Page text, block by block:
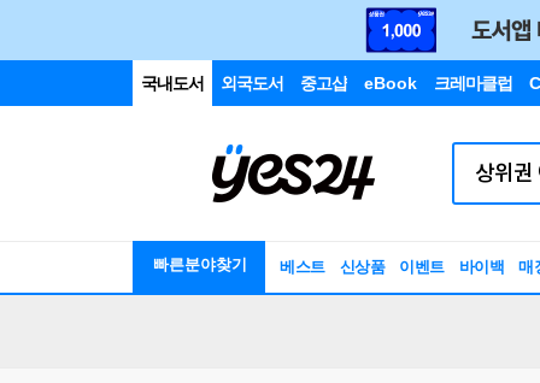
국내도서 외국도서 중고샵 eBook 크레마클럽
빠른분야찾기 베스트 신상품 이벤트 바이백 매